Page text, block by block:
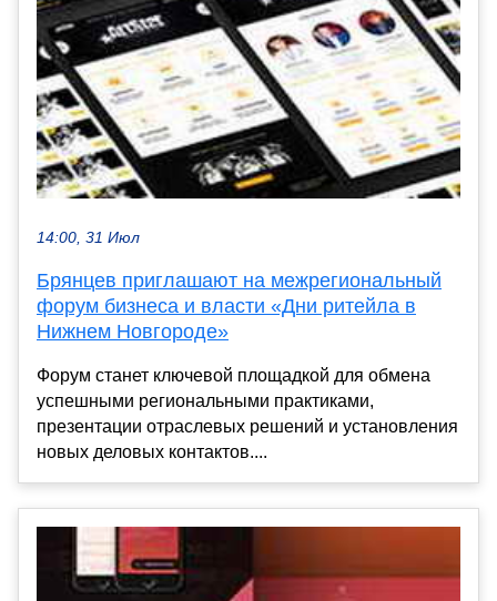
14:00, 31 Июл
Брянцев приглашают на межрегиональный
форум бизнеса и власти «Дни ритейла в
Нижнем Новгороде»
Форум станет ключевой площадкой для обмена
успешными региональными практиками,
презентации отраслевых решений и установления
новых деловых контактов....